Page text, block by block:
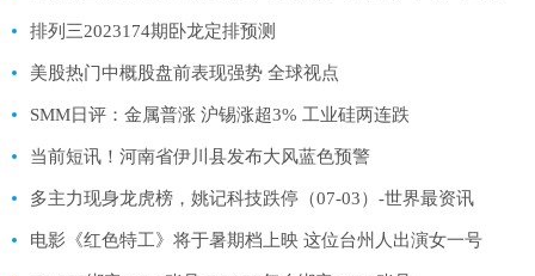
排列三2023174期卧龙定排预测
美股热门中概股盘前表现强势 全球视点
SMM日评：金属普涨 沪锡涨超3% 工业硅两连跌
当前短讯！河南省伊川县发布大风蓝色预警
多主力现身龙虎榜，姚记科技跌停（07-03）-世界最资讯
电影《红色特工》将于暑期档上映 这位台州人出演女一号